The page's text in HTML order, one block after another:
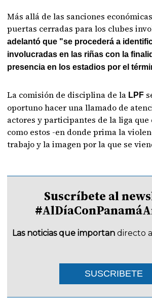
Más allá de las sanciones
puertas cerradas para los clubes
adelantó que "se procederá a
involucradas en las riñas con la
presencia en los estadios por el
La comisión de disciplina de la LPF
oportuno hacer una llamado de
actores y participantes de la liga
como estos -en donde prima la
trabajo y la imagen por la que se
Suscríbete al
Las noticias que importan directo
SUSCRIBETE